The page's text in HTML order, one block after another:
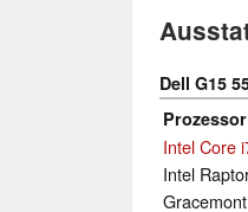
Dell G15
Prozessor
Intel Core
Intel